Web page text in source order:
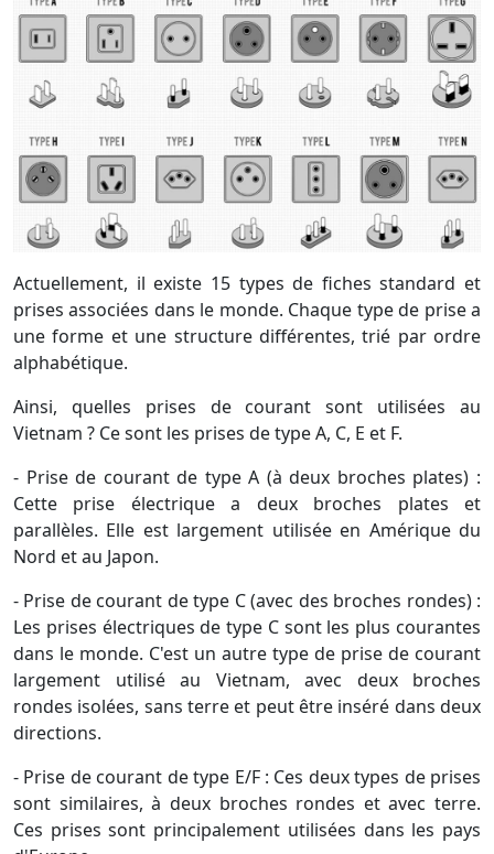
1. Les types de prises électrique les
plus courants au Vietnam
Actuellement, il existe 15 types de fiches standard et
prises associées dans le monde. Chaque type de prise a
une forme et une structure différentes, trié par ordre
Ainsi, quelles prises de courant sont utilisées au
Vietnam ? Ce sont les prises de type A, C, E et F.
- Prise de courant de type A (à deux broches plates) :
Cette prise électrique a deux broches plates et
parallèles. Elle est largement utilisée en Amérique du
Nord et au Japon.
- Prise de courant de type C (avec des broches rondes) :
Les prises électriques de type C sont les plus courantes
dans le monde. C'est un autre type de prise de courant
largement utilisé au Vietnam, avec deux broches
rondes isolées, sans terre et peut être inséré dans deux
directions.